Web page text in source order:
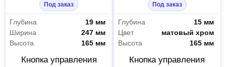
Под заказ
Глубина
19 мм
Ширина
247 мм
Высота
165 мм
Кнопка управления
Под заказ
Глубина
15 мм
Цвет
матовый хром
Высота
165 мм
Кнопка управления